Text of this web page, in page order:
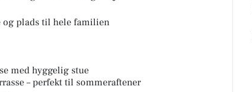
og plads til hele familien
med hyggelig stue
– perfekt til sommeraftener